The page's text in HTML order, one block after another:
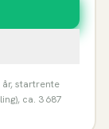
år, startrente
ca. 3 687